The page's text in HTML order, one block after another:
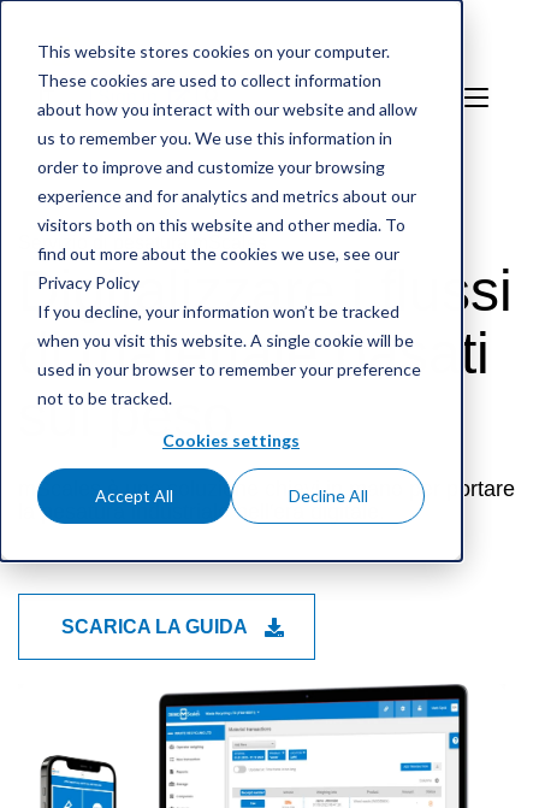
This website stores cookies on your computer.
These cookies are used to collect information
about how you interact with our website and allow
us to remember you. We use this information in
order to improve and customize your browsing
experience and for analytics and metrics about our
visitors both on this website and other media. To
find out more about the cookies we use, see our
Privacy Policy
If you decline, your information won’t be tracked
when you visit this website. A single cookie will be
used in your browser to remember your preference
not to be tracked.
Cookies settings
Accept All Decline All
Digitalizzare i flussi
di materiale basati
sul peso
mScales è una soluzione chiavi in mano per portare
la pesatura industriale nell'era digitale.
SCARICA LA GUIDA